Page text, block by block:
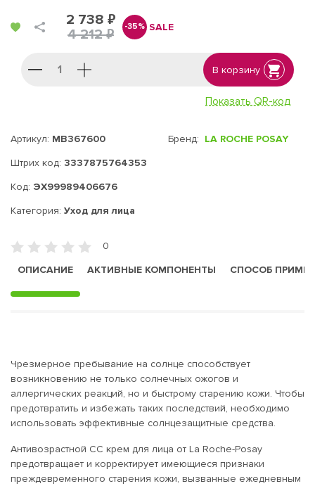
2 738 ₽
4 212 ₽
-35% SALE
В корзину
Показать QR-код
Артикул: MB367600
Штрих код: 3337875764353
Код: ЭХ99989406676
Бренд: LA ROCHE POSAY
Категория: Уход для лица
0
ОПИСАНИЕ
АКТИВНЫЕ КОМПОНЕНТЫ СПОСОБ
Чрезмерное пребывание на солнце способствует
возникновению не только солнечных ожогов и
аллергических реакций, но и быстрому старению кожи. Чтобы
предотвратить и избежать таких последствий, необходимо
использовать эффективные солнцезащитные средства.
Антивозрастной СС крем для лица от La Roche-Posay
предотвращает и корректирует имеющиеся признаки
преждевременного старения кожи, вызванные ежедневным